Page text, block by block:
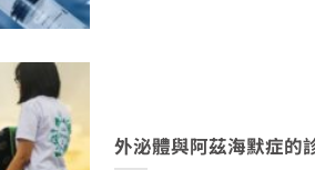
外泌體與阿茲海默症的